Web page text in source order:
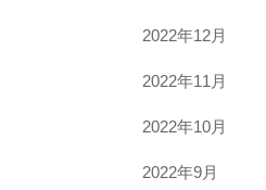
2022年12月
2022年11月
2022年10月
2022年9月